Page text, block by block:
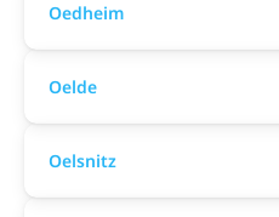
Oedheim
Oelde
Oelsnitz